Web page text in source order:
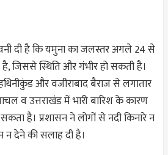
दी है कि यमुना का जलस्तर अगले 24 से
जिससे स्थिति और गंभीर हो सकती है।
और वजीराबाद बैराज से लगातार
व उत्तराखंड में भारी बारिश के कारण
है। प्रशासन ने लोगों से नदी किनारे न
न देने की सलाह दी है।